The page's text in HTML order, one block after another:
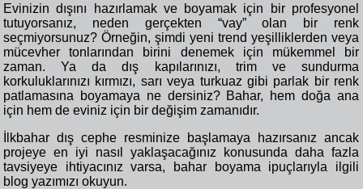
Evinizin dışını hazırlamak ve boyamak için bir profesyonel
tutuyorsanız, neden gerçekten “vay” olan bir renk
seçmiyorsunuz? Örneğin, şimdi yeni trend yeşilliklerden veya
mücevher tonlarından birini denemek için mükemmel bir
zaman. Ya da dış kapılarınızı, trim ve sundurma
korkuluklarınızı kırmızı, sarı veya turkuaz gibi parlak bir renk
patlamasına boyamaya ne dersiniz? Bahar, hem doğa ana
için hem de eviniz için bir değişim zamanıdır.
İlkbahar dış cephe resminize başlamaya hazırsanız ancak
projeye en iyi nasıl yaklaşacağınız konusunda daha fazla
tavsiyeye ihtiyacınız varsa, bahar boyama ipuçlarıyla ilgili
blog yazımızı okuyun.